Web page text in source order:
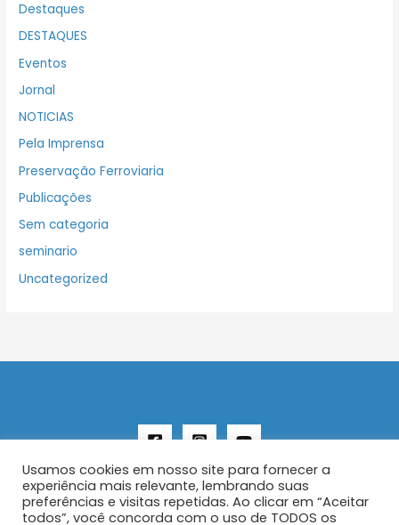
Destaques
DESTAQUES
Eventos
Jornal
NOTICIAS
Pela Imprensa
Preservação Ferroviaria
Publicações
Sem categoria
seminario
Uncategorized
Copyright © 2026 AENFER
Usamos cookies em nosso site para fornecer a
experiência mais relevante, lembrando suas
preferências e visitas repetidas. Ao clicar em “Aceitar
todos”, você concorda com o uso de TODOS os